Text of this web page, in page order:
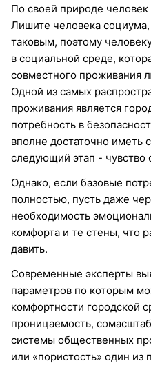
По своей природе
Лишите человека
таковым, поэтому
в социальной среде,
совместного проживания
Одной из самых
проживания является
потребность в
вполне достаточно иметь
следующий этап - чувство
Однако, если базовые
полностью, пусть даже
необходимость
комфорта и те стены, что
давить.
Современные эксперты
параметров по которым
комфортности городской
проницаемость,
системы общественных
или «пористость» один из